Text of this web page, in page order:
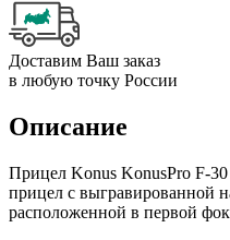
Доставим Ваш заказ
в любую точку России
Описание
Прицел Konus KonusPro F-
прицел с выгравированной
расположенной в первой